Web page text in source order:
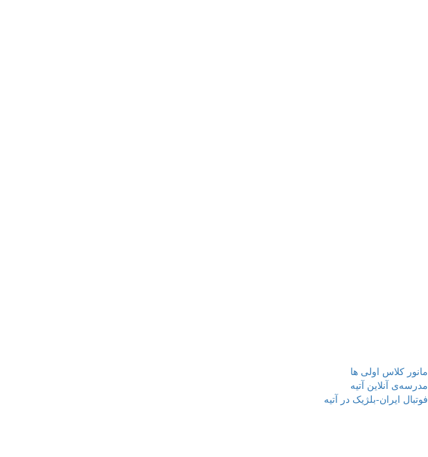
مانور کلاس اولی ها
مدرسه‌ی آنلاین آتیه
فوتبال ایران-بلژیک در آتیه